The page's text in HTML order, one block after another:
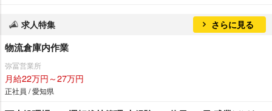
求人特集 さらに見る
物流倉庫内作業
弥冨営業所
月給22万円～27万円
正社員 / 愛知県